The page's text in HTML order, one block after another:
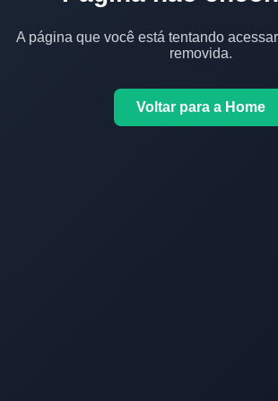
A página que você está tentando
removida.
Voltar para a Home